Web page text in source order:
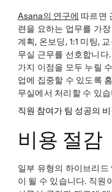
Asana의 연구에 따르면
련을 요하는 업무를 가
계획, 온보딩, 1:1 미팅,
무실 근무를 선호합니다
가지 이점을 모두 누릴
업에 집중할 수 있도록
무실에서 처리할 수 있
직원 참여가 팀 성공의
비용 절감
일부 유형의 하이브리
이 될 수 있습니다. 직원